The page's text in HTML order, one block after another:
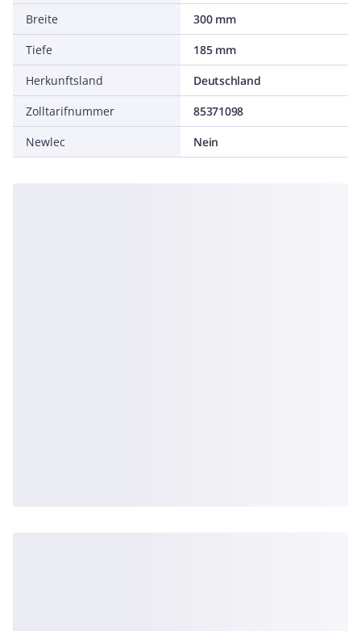
Breite
300 mm
Tiefe
185 mm
Herkunftsland
Deutschland
Zolltarifnummer
85371098
Newlec
Nein